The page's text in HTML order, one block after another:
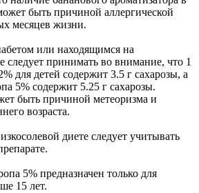
быть причиной аллергической
месяцев жизни.
или находящимся на
следует принимать во внимание, что 1
для детей содержит 3.5 г сахарозы, а
5% содержит 5.25 г сахарозы.
быть причиной метеоризма и
возраста.
диете следует учитывать
5% предназначен только для
15 лет.